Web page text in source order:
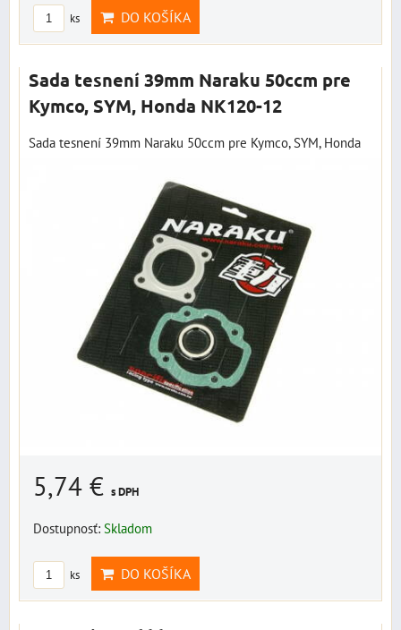
ks DO KOŠÍKA
Sada tesnení 39mm Naraku 50ccm pre
Kymco, SYM, Honda NK120-12
Sada tesnení 39mm Naraku 50ccm pre Kymco, SYM, Honda
5,74 € s DPH
Dostupnosť: Skladom
ks DO KOŠÍKA